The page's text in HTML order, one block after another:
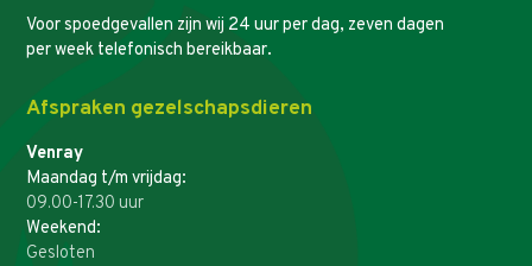
Voor spoedgevallen zijn wij 24 uur per dag, zeven dagen
per week telefonisch bereikbaar.
Afspraken gezelschapsdieren
Venray
Maandag t/m vrijdag:
09.00-17.30 uur
Weekend:
Gesloten